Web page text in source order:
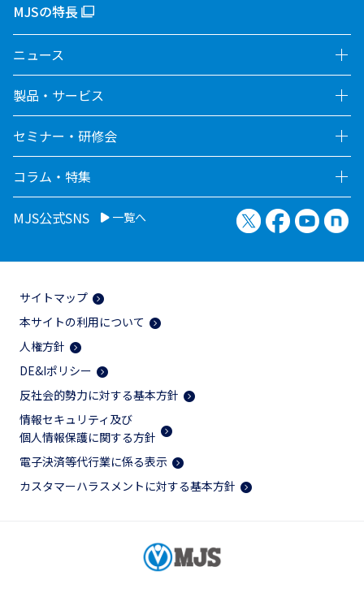
MJSの特長
ニュース
製品・サービス
セミナー・研修会
コラム・特集
MJS公式SNS 一覧へ X（旧Twitter）
Facebook
サイトマップ
本サイトの利用について
人権方針
DE&Iポリシー
反社会的勢力に対する基本方針
情報セキュリティ及び
個人情報保護に関する方針
電子決済等代行業に係る表示
カスタマーハラスメントに対する基本方針